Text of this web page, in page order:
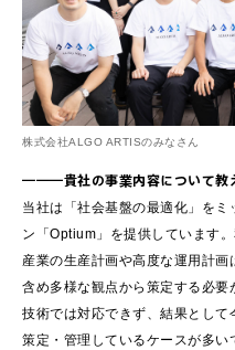
株式会社ALGO ARTISのみなさん
―――貴社の事業内容について教
当社は「社会基盤の最適化」を
ン「Optium」を提供しています
産業の生産計画や高度な運用計
含め多様な観点から策定する必
技術では対応できず、結果とし
策定・管理しているケースが多い